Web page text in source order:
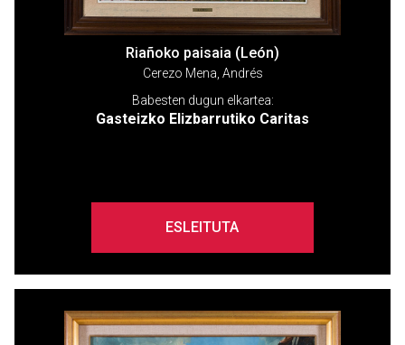
Riañoko paisaia (León)
Cerezo Mena, Andrés
Babesten dugun elkartea:
Gasteizko Elizbarrutiko Caritas
ESLEITUTA